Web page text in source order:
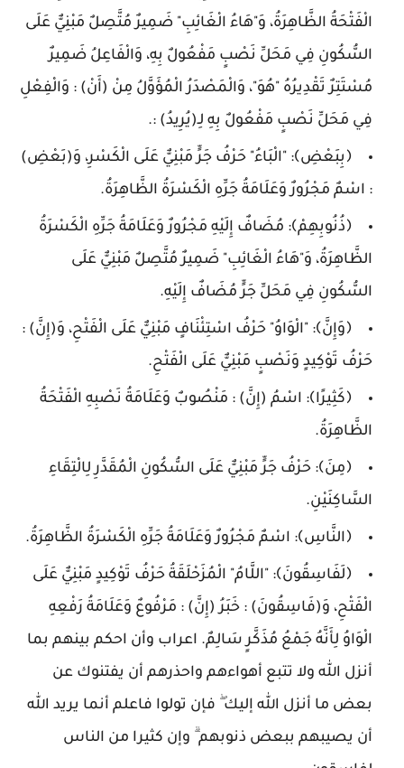
الْفَتْحَةُ الظَّاهِرَةُ، وَ"هَاءُ الْغَائِبِ" ضَمِيرٌ مُتَّصِلٌ مَبْنِيٌّ عَلَى
السُّكُونِ فِي مَحَلِّ نَصْبٍ مَفْعُولٌ بِهِ، وَالْفَاعِلُ ضَمِيرٌ
مُسْتَتِرٌ تَقْدِيرُهُ "هُوَ"، وَالْمَصْدَرُ الْمُؤَوَّلُ مِنْ (أَنْ) : وَالْفِعْلِ
فِي مَحَلِّ نَصْبٍ مَفْعُولٌ بِهِ لِـ(يُرِيدُ) :.
﴿بِبَعْضِ﴾: "الْبَاءُ" حَرْفُ جَرٍّ مَبْنِيٌّ عَلَى الْكَسْرِ، وَ(بَعْضِ)
: اسْمٌ مَجْرُورٌ وَعَلَامَةُ جَرِّهِ الْكَسْرَةُ الظَّاهِرَةُ.
﴿ذُنُوبِهِمْ﴾: مُضَافٌ إِلَيْهِ مَجْرُورٌ وَعَلَامَةُ جَرِّهِ الْكَسْرَةُ
الظَّاهِرَةُ، وَ"هَاءُ الْغَائِبِ" ضَمِيرٌ مُتَّصِلٌ مَبْنِيٌّ عَلَى
السُّكُونِ فِي مَحَلِّ جَرٍّ مُضَافٌ إِلَيْهِ.
﴿وَإِنَّ﴾: "الْوَاوُ" حَرْفُ اسْتِئْنَافٍ مَبْنِيٌّ عَلَى الْفَتْحِ، وَ(إِنَّ) :
حَرْفُ تَوْكِيدٍ وَنَصْبٍ مَبْنِيٌّ عَلَى الْفَتْحِ.
﴿كَثِيرًا﴾: اسْمُ (إِنَّ) : مَنْصُوبٌ وَعَلَامَةُ نَصْبِهِ الْفَتْحَةُ
الظَّاهِرَةُ.
﴿مِنَ﴾: حَرْفُ جَرٍّ مَبْنِيٌّ عَلَى السُّكُونِ الْمُقَدَّرِ لِالْتِقَاءِ
السَّاكِنَيْنِ.
﴿النَّاسِ﴾: اسْمٌ مَجْرُورٌ وَعَلَامَةُ جَرِّهِ الْكَسْرَةُ الظَّاهِرَةُ.
﴿لَفَاسِقُونَ﴾: "اللَّامُ" الْمُزَحْلَقَةُ حَرْفُ تَوْكِيدٍ مَبْنِيٌّ عَلَى
الْفَتْحِ، وَ(فَاسِقُونَ) : خَبَرُ (إِنَّ) : مَرْفُوعٌ وَعَلَامَةُ رَفْعِهِ
الْوَاوُ لِأَنَّهُ جَمْعُ مُذَكَّرٍ سَالِمٌ. اعراب وأن احكم بينهم بما
أنزل الله ولا تتبع أهواءهم واحذرهم أن يفتنوك عن
بعض ما أنزل الله إليك ۖ فإن تولوا فاعلم أنما يريد الله
أن يصيبهم ببعض ذنوبهم ۗ وإن كثيرا من الناس